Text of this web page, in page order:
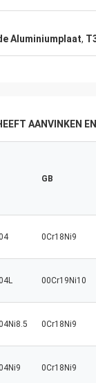
Co. van de
Aluminiumplaat,
AANVINKEN
GB
0Cr18Ni9
00Cr19Ni10
0Cr18Ni9
0Cr18Ni9